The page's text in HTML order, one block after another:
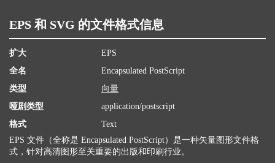
EPS 和 SVG 的文件格式信息
扩大
EPS
全名
Encapsulated PostScript
类型
向量
哑剧类型
application/postscript
格式
Text
EPS 文件（全称是 Encapsulated PostScript）是一种矢量图形文件格
式，针对高清图形至关重要的出版和印刷行业。